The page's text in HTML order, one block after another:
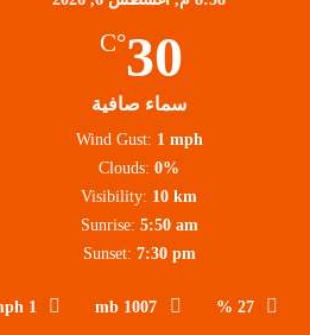
30
°C
سماء صافية
27 %
1007 mb
1 mph
Wind Gust: 1 mph
Clouds: 0%
Visibility: 10 km
Sunrise: 5:50 am
Sunset: 7:30 pm